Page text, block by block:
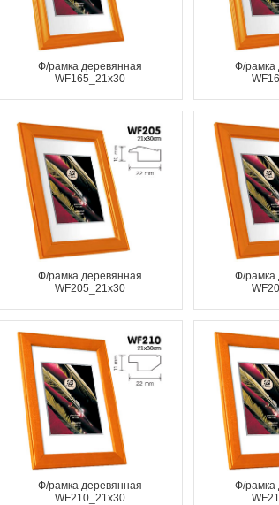
Ф/рамка деревянная
WF165_21x30
Ф/рамка
Ф/рамка деревянная
WF205_21x30
Ф/рамка
Ф/рамка деревянная
WF210_21x30
Ф/рамка